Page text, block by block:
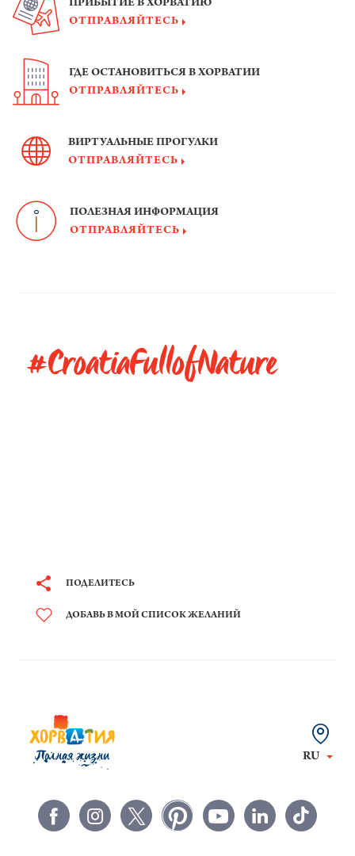
ПРИБЫТИЕ В ХОРВАТИЮ
ОТПРАВЛЯЙТЕСЬ
ГДЕ ОСТАНОВИТЬСЯ В ХОРВАТИИ
ОТПРАВЛЯЙТЕСЬ
ВИРТУАЛЬНЫЕ ПРОГУЛКИ
ОТПРАВЛЯЙТЕСЬ
ПОЛЕЗНАЯ ИНФОРМАЦИЯ
ОТПРАВЛЯЙТЕСЬ
#CroatiaFullofNature
ПОДЕЛИТЕСЬ
ДОБАВЬ В МОЙ СПИСОК ЖЕЛАНИЙ
RU